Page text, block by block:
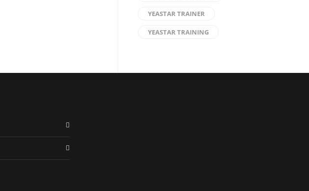
YEASTAR TRAINER
YEASTAR TRAINING